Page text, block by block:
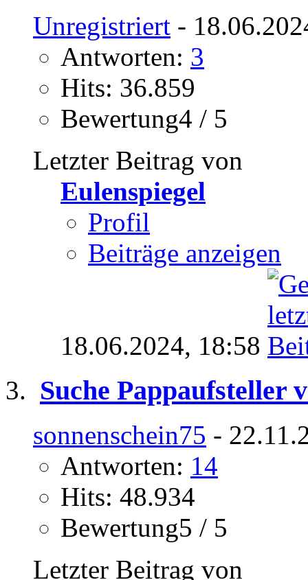
Unregistriert -
Antworten: 3
Hits: 36.859
Bewertung4 / 5
Letzter Beitrag von
Eulenspiegel
Profil
Beiträge anzeigen
18.06.2024, 18:58
Suche Pappaufsteller
sonnenschein75 -
Antworten: 14
Hits: 48.934
Bewertung5 / 5
Letzter Beitrag von